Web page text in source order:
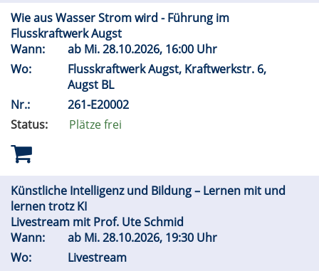
Wie aus Wasser Strom wird - Führung im
Flusskraftwerk Augst
Wann:
ab Mi.28.10.2026, 16:00 Uhr
Wo:
Flusskraftwerk Augst, Kraftwerkstr. 6,
Augst BL
Nr.:
261-E20002
Status:
Plätze frei
Künstliche Intelligenz und Bildung – Lernen mit und
lernen trotz KI
Livestream mit Prof. Ute Schmid
Wann:
ab Mi.28.10.2026, 19:30 Uhr
Wo:
Livestream